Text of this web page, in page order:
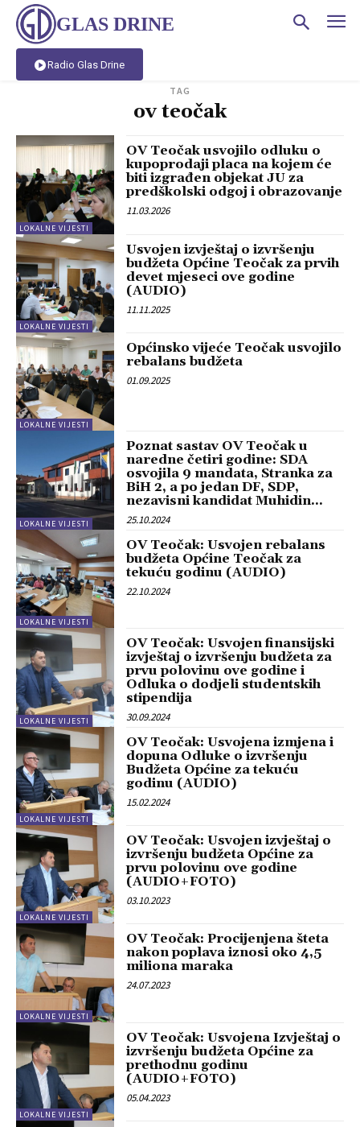
GLAS DRINE
Radio Glas Drine
TAG
ov teočak
LOKALNE VIJESTI
OV Teočak usvojilo odluku o
kupoprodaji placa na kojem će
biti izgrađen objekat JU za
predškolski odgoj i obrazovanje
11.03.2026
LOKALNE VIJESTI
Usvojen izvještaj o izvršenju
budžeta Općine Teočak za prvih
devet mjeseci ove godine
(AUDIO)
11.11.2025
LOKALNE VIJESTI
Općinsko vijeće Teočak usvojilo
rebalans budžeta
01.09.2025
LOKALNE VIJESTI
Poznat sastav OV Teočak u
naredne četiri godine: SDA
osvojila 9 mandata, Stranka za
BiH 2, a po jedan DF, SDP,
nezavisni kandidat Muhidin...
25.10.2024
LOKALNE VIJESTI
OV Teočak: Usvojen rebalans
budžeta Općine Teočak za
tekuću godinu (AUDIO)
22.10.2024
LOKALNE VIJESTI
OV Teočak: Usvojen finansijski
izvještaj o izvršenju budžeta za
prvu polovinu ove godine i
Odluka o dodjeli studentskih
stipendija
30.09.2024
LOKALNE VIJESTI
OV Teočak: Usvojena izmjena i
dopuna Odluke o izvršenju
Budžeta Općine za tekuću
godinu (AUDIO)
15.02.2024
LOKALNE VIJESTI
OV Teočak: Usvojen izvještaj o
izvršenju budžeta Općine za
prvu polovinu ove godine
(AUDIO+FOTO)
03.10.2023
LOKALNE VIJESTI
OV Teočak: Procijenjena šteta
nakon poplava iznosi oko 4,5
miliona maraka
24.07.2023
LOKALNE VIJESTI
OV Teočak: Usvojena Izvještaj o
izvršenju budžeta Općine za
prethodnu godinu
(AUDIO+FOTO)
05.04.2023